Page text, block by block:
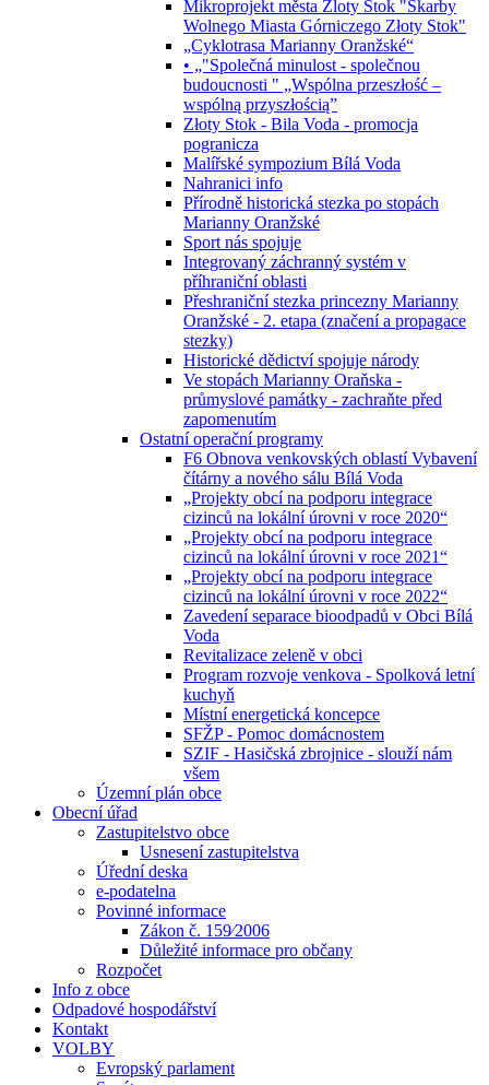
Mikroprojekt města Zloty Stok "Skarby
Wolnego Miasta Górniczego Złoty Stok"
„Cyklotrasa Marianny Oranžské“
• „"Společná minulost - společnou
budoucnosti " „Wspólna przeszłość –
wspólną przyszłością”
Złoty Stok - Bila Voda - promocja
pogranicza
Malířské sympozium Bílá Voda
Nahranici info
Přírodně historická stezka po stopách
Marianny Oranžské
Sport nás spojuje
Integrovaný záchranný systém v
příhraniční oblasti
Přeshraniční stezka princezny Marianny
Oranžské - 2. etapa (značení a propagace
stezky)
Historické dědictví spojuje národy
Ve stopách Marianny Oraňska -
průmyslové památky - zachraňte před
zapomenutím
Ostatní operační programy
F6 Obnova venkovských oblastí Vybavení
čítárny a nového sálu Bílá Voda
„Projekty obcí na podporu integrace
cizinců na lokální úrovni v roce 2020“
„Projekty obcí na podporu integrace
cizinců na lokální úrovni v roce 2021“
„Projekty obcí na podporu integrace
cizinců na lokální úrovni v roce 2022“
Zavedení separace bioodpadů v Obci Bílá
Voda
Revitalizace zeleně v obci
Program rozvoje venkova - Spolková letní
kuchyň
Místní energetická koncepce
SFŽP - Pomoc domácnostem
SZIF - Hasičská zbrojnice - slouží nám
všem
Územní plán obce
Obecní úřad
Zastupitelstvo obce
Usnesení zastupitelstva
Úřední deska
e-podatelna
Povinné informace
Zákon č. 159⁄2006
Důležité informace pro občany
Rozpočet
Info z obce
Odpadové hospodářství
Kontakt
VOLBY
Evropský parlament